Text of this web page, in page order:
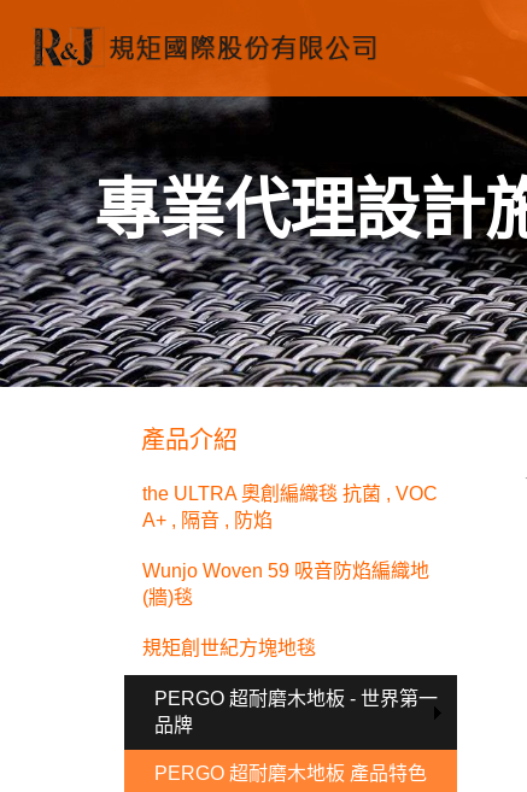
專業代理設計
產品介紹
the ULTRA 奧創編織毯 抗菌 , VOC
A+ , 隔音 , 防焰
Wunjo Woven 59 吸音防焰編織地
(牆)毯
規矩創世紀方塊地毯
PERGO 超耐磨木地板 - 世界第一
品牌
PERGO 超耐磨木地板 產品特色